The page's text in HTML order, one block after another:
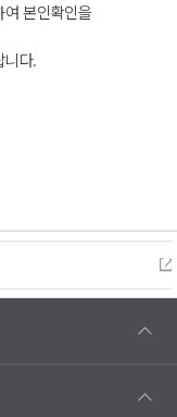
여 본인확인을
니다.